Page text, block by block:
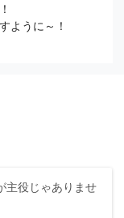
ように～！
主役じゃありませ